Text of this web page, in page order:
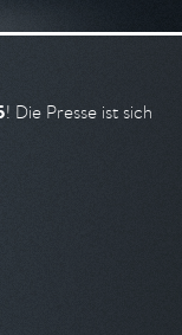
! Die Presse ist sich